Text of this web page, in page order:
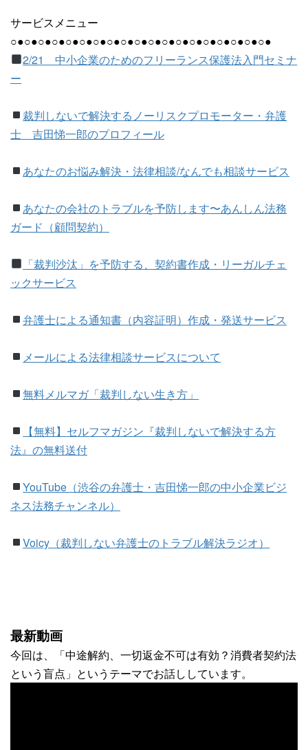
サービスメニュー
○●○●○●○●○●○●○●○●○●○●○●○●○●○●○●○●○●○●○●
2/21 中小企業のためのフリーランス保護法入門セミナ
ー
裁判しないで解決するノーリスクプロモーター・弁護
士 吉田悌一郎のプロフィール
あなたのお悩み解決・法律相談/なんでも相談サービス
あなたの会社のトラブルを予防します〜あんしん法務
ガード（顧問契約）
「裁判沙汰」を予防する、契約書作成・リーガルチェ
ックサービス
弁護士による通知書（内容証明）作成・発送サービス
メールによる法律相談サービスについて
無料メルマガ「裁判しない生き方」
【無料】 セルフマガジン『裁判しないで解決する方
法』の無料送付
YouTube（渋谷の弁護士・吉田悌一郎の中小企業ビジ
ネス法務チャンネル）
Voicy（裁判しない弁護士のトラブル解決ラジオ）
最新動画
今回は、「中途解約、一切返金不可は有効？消費者契約法
という盲点」というテーマでお話ししています。